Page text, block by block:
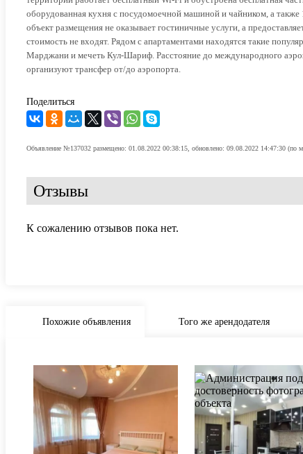
оборудованная кухня с посудомоечной машиной и чайником, а
объект размещения не оказывает гостиничные услуги, а
стоимость не входят. Рядом с апартаментами находятся такие
Марджани и мечеть Кул-Шариф. Расстояние до международного
организуют трансфер от/до аэропорта.
Поделиться
Объявление №137032 размещено: 01.08.2022 00:38:15, обновлено: 09.08.2022 14:47:30 (по
Отзывы
К сожалению отзывов пока нет.
Похожие объявления Того же арендодателя